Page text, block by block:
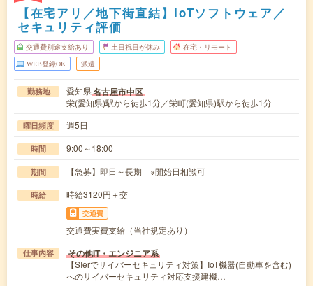
【在宅アリ／地下街直結】IoTソフトウェア／
セキュリティ評価
交通費別途支給あり 土日祝日が休み 在宅・リモート
WEB登録OK 派遣
勤務地 愛知県名古屋市中区
栄(愛知県)駅から徒歩1分／栄町(愛知県)駅から徒歩1分
曜日頻度 週5日
時間 9:00～18:00
期間 【急募】即日～長期 ※開始日相談可
時給 時給3120円＋交
交通費
交通費実費支給（当社規定あり）
仕事内容 その他IT・エンジニア系
【SIerでサイバーセキュリティ対策】IoT機器(自動車を含む)
へのサイバーセキュリティ対応支援建機…